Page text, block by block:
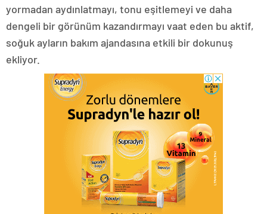
yormadan aydınlatmayı, tonu eşitlemeyi ve daha
dengeli bir görünüm kazandırmayı vaat eden bu aktif,
soğuk ayların bakım ajandasına etkili bir dokunuş
ekliyor.